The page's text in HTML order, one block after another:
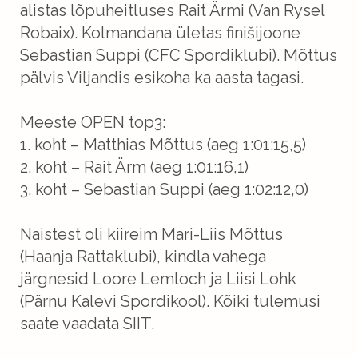
alistas lõpuheitluses Rait Ärmi (Van Rysel
Robaix). Kolmandana ületas finišijoone
Sebastian Suppi (CFC Spordiklubi). Mõttus
pälvis Viljandis esikoha ka aasta tagasi.
Meeste OPEN top3:
1. koht – Matthias Mõttus (aeg 1:01:15,5)
2. koht – Rait Ärm (aeg 1:01:16,1)
3. koht – Sebastian Suppi (aeg 1:02:12,0)
Naistest oli kiireim Mari-Liis Mõttus
(Haanja Rattaklubi), kindla vahega
järgnesid Loore Lemloch ja Liisi Lohk
(Pärnu Kalevi Spordikool). Kõiki tulemusi
saate vaadata SIIT.